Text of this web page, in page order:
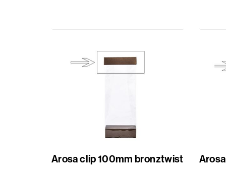
Schleifenbänder
bedrucktArosa clip 100mm bronztwist